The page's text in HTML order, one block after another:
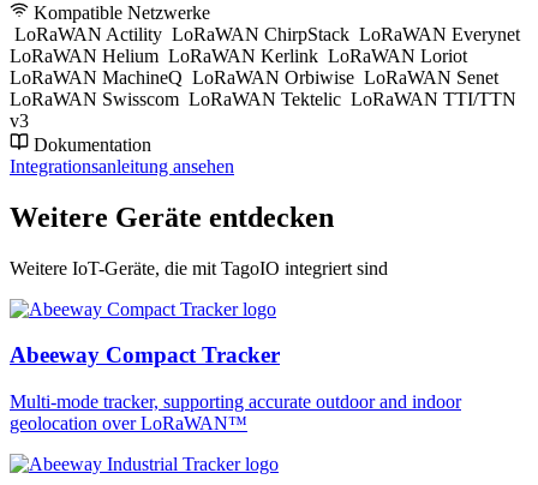
Kompatible Netzwerke
LoRaWAN Actility LoRaWAN ChirpStack LoRaWAN Everynet
LoRaWAN Helium LoRaWAN Kerlink LoRaWAN Loriot
LoRaWAN MachineQ LoRaWAN Orbiwise LoRaWAN Senet
LoRaWAN Swisscom LoRaWAN Tektelic LoRaWAN TTI/TTN
v3
Dokumentation
Integrationsanleitung ansehen
Weitere Geräte entdecken
Weitere IoT-Geräte, die mit TagoIO integriert sind
Abeeway Compact Tracker
Multi-mode tracker, supporting accurate outdoor and indoor
geolocation over LoRaWAN™